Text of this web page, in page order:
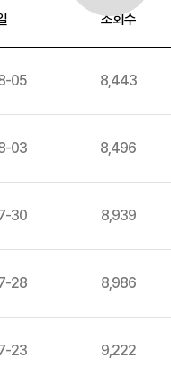
조회수
05 8,443
03 8,496
30 8,939
28 8,986
23 9,222